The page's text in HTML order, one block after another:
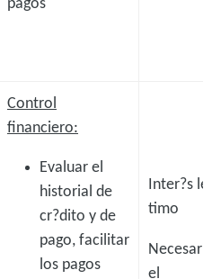
Control
financiero:
Evaluar el
historial de
cr?dito y de
pago, facilitar
los pagos
Inter?s
timo
Necesario
el